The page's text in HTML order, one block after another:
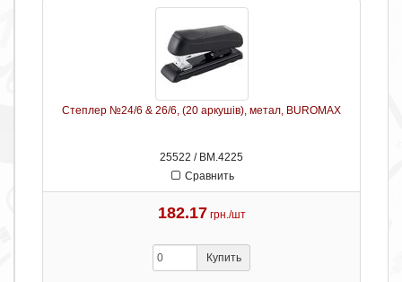
Степлер №24/6 & 26/6, (20 аркушів), метал, BUROMAX
25522 / ВМ.4225
Сравнить
182.17 грн./шт
Купить